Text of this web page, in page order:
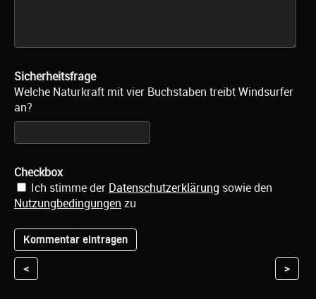
Sicherheitsfrage
Welche Naturkraft mit vier Buchstaben treibt Windsurfer
an?
Checkbox
Ich stimme der Datenschutzerklärung sowie den
Nutzungbedingungen zu
< >